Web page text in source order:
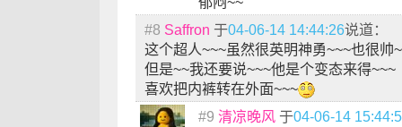
#8 Saffron 于04-06-14 14:44:26说道：
这个超人~~~虽然很英明神勇~~~也很帅
但是~~我还要说~~~他是个变态来得~~~
喜欢把内裤转在外面~~~
#9 清凉晚风 于04-06-14